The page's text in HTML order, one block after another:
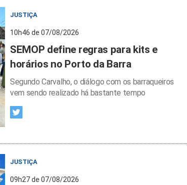
JUSTIÇA
10h46 de 07/08/2026
SEMOP define regras para kits e
horários no Porto da Barra
Segundo Carvalho, o diálogo com os barraqueiros
vem sendo realizado há bastante tempo
JUSTIÇA
09h27 de 07/08/2026